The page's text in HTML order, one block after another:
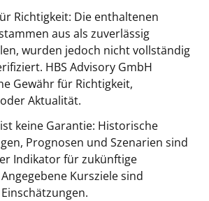
Richtigkeit: Die enthaltenen
aus als zuverlässig
wurden jedoch nicht vollständig
HBS Advisory GmbH
Gewähr für Richtigkeit,
Aktualität.
keine Garantie: Historische
Prognosen und Szenarien sind
Indikator für zukünftige
Kursziele sind